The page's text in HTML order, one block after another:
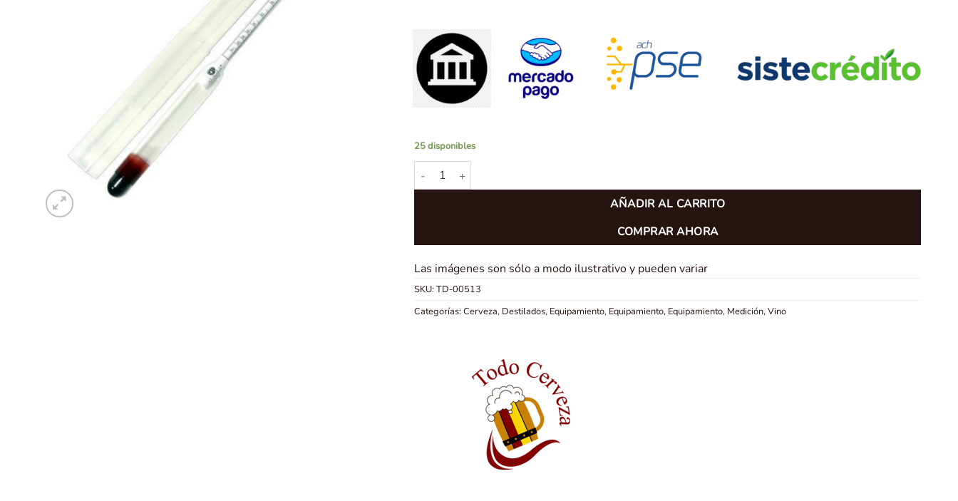
25 disponibles
Alcoholímetro 0-100 % Vol - Modelo HX-1023 cantidad
AÑADIR AL CARRITO
COMPRAR AHORA
Las imágenes son sólo a modo ilustrativo y pueden variar
SKU:TD-00513
Categorías:Cerveza, Destilados, Equipamiento, Equipamiento, Equipamiento, Medición,Vino